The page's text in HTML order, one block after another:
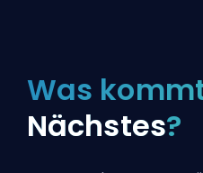
Was
Nächstes?